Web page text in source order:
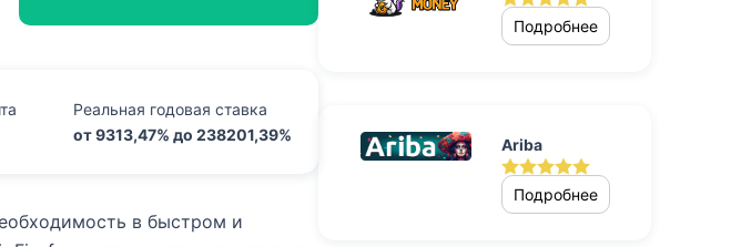
Реальная годовая ставка
от 9313,47% до 238201,39%
в быстром и
Подробнее
Ariba
Подробнее